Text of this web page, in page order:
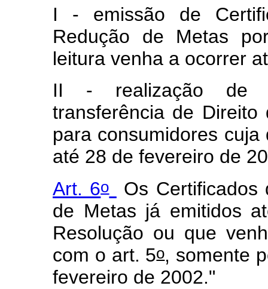
I - emissão de
Redução de Metas
leitura venha a ocorrer
II - realização de
transferência de
para consumidores
até 28 de fevereiro de
Art. 6o
Os Certificados
de Metas já emitidos
Resolução ou que
com o art. 5o, somente
fevereiro de 2002."